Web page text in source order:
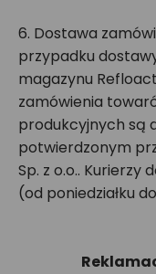
6. Dostawa
przypadku
magazynu
zamówienia
produkcyjnych są
potwierdzonym
Sp. z o.o.. Kurierzy
(od poniedziałku